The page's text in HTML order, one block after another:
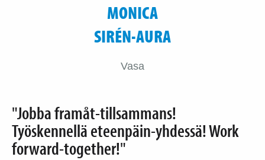
MONICA
SIRÉN-AURA
Vasa
"Jobba framåt-tillsammans!
Työskennellä eteenpäin-yhdessä! Work
forward-together!"